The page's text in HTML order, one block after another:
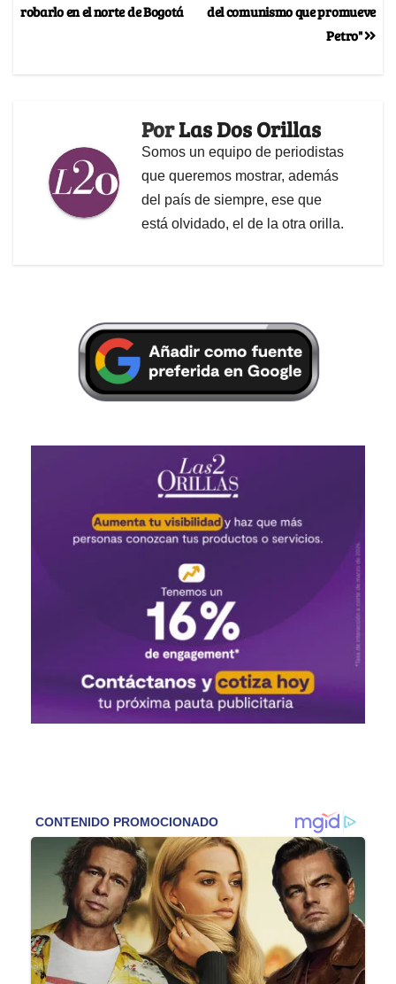
del comunismo que promueve
Petro"
robarlo en el norte de Bogotá
PorLas Dos Orillas
Somos un equipo de periodistas
que queremos mostrar, además
del país de siempre, ese que
está olvidado, el de la otra orilla.